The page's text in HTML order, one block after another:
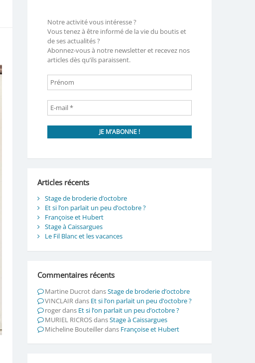
Notre activité vous intéresse ?
Vous tenez à être informé de la vie du boutis et
de ses actualités ?
Abonnez-vous à notre newsletter et recevez nos
articles dès qu’ils paraissent.
Articles récents
Stage de broderie d’octobre
Et si l’on parlait un peu d’octobre ?
Françoise et Hubert
Stage à Caissargues
Le Fil Blanc et les vacances
Commentaires récents
Martine DucrotdansStage de broderie d’octobre
VINCLAIR dans Et si l’on parlait un peu d’octobre ?
rogerdans Et si l’on parlait un peu d’octobre ?
MURIEL RICROSdansStage à Caissargues
Micheline Bouteillerdans Françoise et Hubert